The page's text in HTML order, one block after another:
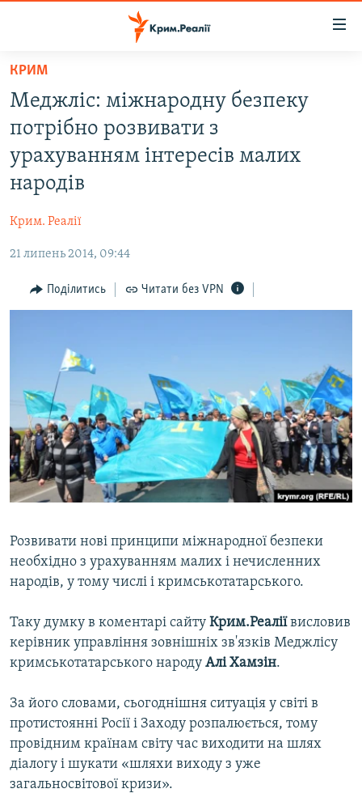
Перейти
основного
матеріалу
Перейти
до
основної
Перейти
до
ВОДА.КРИМ
ВІДЕО ТА ФОТО
ПОЛІТИКА
ПОГЛЯД
ІНТЕРВ'Ю
ВСЕ ЗА ДЕНЬ
ДЕПОРТАЦІЯ
ВІДЕОУРОКИ «ELIFBE»
СВІДЧЕННЯ ОКУПАЦІЇ
УКРАЇНСЬКА ПРОБЛЕМА КРИМУ
ІНФОГРАФІКА
ЯК ОБІЙТИ БЛОКУВАННЯ
Русский
Qırımtatar
ДОЛУЧАЙСЯ!
Усі сайти RFE/RL
КРИМ
Меджліс: міжнародну безпеку
потрібно розвивати з
урахуванням інтересів малих
народів
Крим. Реалії
21 липень 2014, 09:44
Поділитись Читати без VPN
Розвивати нові принципи міжнародної безпеки
необхідно з урахуванням малих і нечисленних
народів, у тому числі і кримськотатарського.
Таку думку в коментарі сайту Крим.Реаліївисловив
керівник управління зовнішніх зв'язків Меджлісу
кримськотатарського народу Алі Хамзін.
За його словами, сьогоднішня ситуація у світі в
протистоянні Росії і Заходу розпалюється, тому
провідним країнам світу час виходити на шлях
діалогу і шукати «шляхи виходу з уже
загальносвітової кризи».